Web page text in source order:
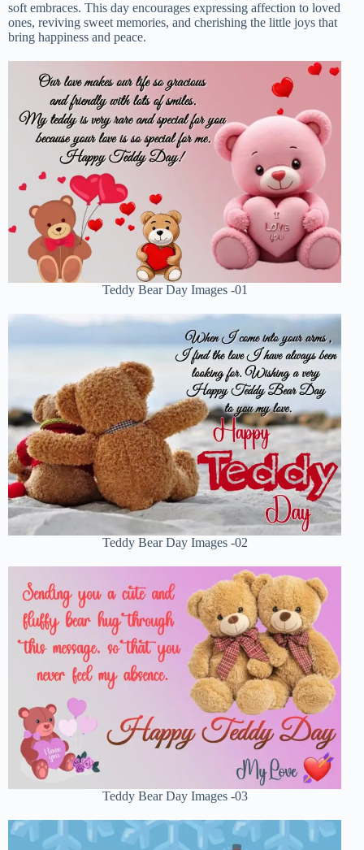
soft embraces. This day encourages expressing affection to loved
ones, reviving sweet memories, and cherishing the little joys that
bring happiness and peace.
Teddy Bear Day Images -01
Teddy Bear Day Images -02
Teddy Bear Day Images -03